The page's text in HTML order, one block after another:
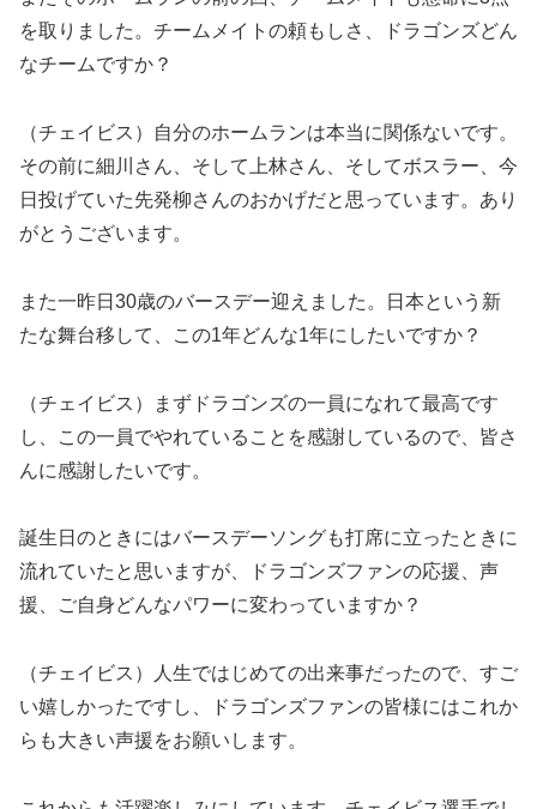
を取りました。チームメイトの頼もしさ、ドラゴンズどん
なチームですか？
（チェイビス）自分のホームランは本当に関係ないです。
その前に細川さん、そして上林さん、そしてボスラー、今
日投げていた先発柳さんのおかげだと思っています。あり
がとうございます。
また一昨日30歳のバースデー迎えました。日本という新
たな舞台移して、この1年どんな1年にしたいですか？
（チェイビス）まずドラゴンズの一員になれて最高です
し、この一員でやれていることを感謝しているので、皆さ
んに感謝したいです。
誕生日のときにはバースデーソングも打席に立ったときに
流れていたと思いますが、ドラゴンズファンの応援、声
援、ご自身どんなパワーに変わっていますか？
（チェイビス）人生ではじめての出来事だったので、すご
い嬉しかったですし、ドラゴンズファンの皆様にはこれか
らも大きい声援をお願いします。